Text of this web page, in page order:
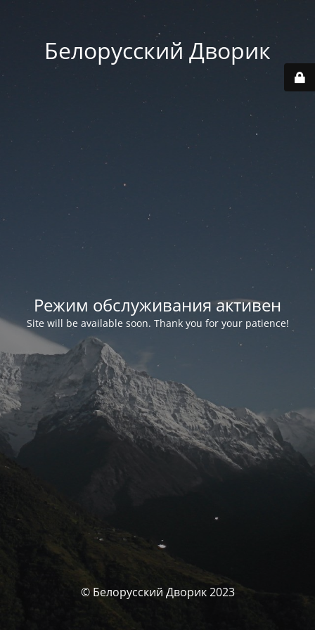
Белорусский Дворик
Режим обслуживания активен
Site will be available soon. Thank you for your patience!
© Белорусский Дворик 2023